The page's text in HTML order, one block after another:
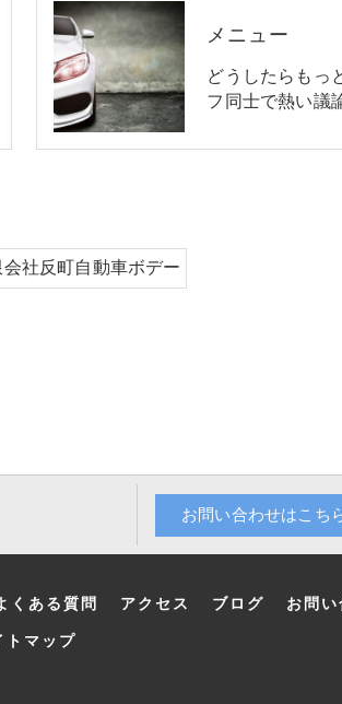
メニュー
どうしたらもっ
フ同士で熱い議
社反町自動車ボデー
お問い合わせはこち
くある質問 アクセス ブログ お問
トマップ